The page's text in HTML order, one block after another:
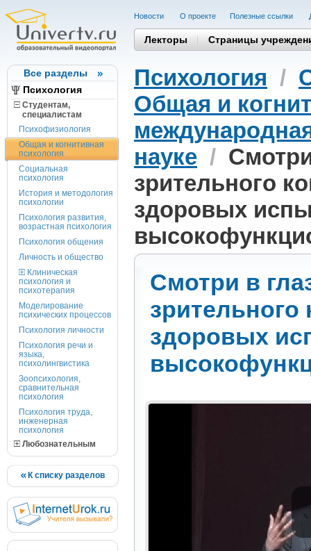
Все разделы
Психология
Студентам,
cпециалистам
Психофизиология
Общая и когнитивная
психология
Социальная
психология
История и методология
психологии
Психология развития,
возрастная психология
Психология общения
Личность и общество
Клиническая
психология и
психотерапия
Моделирование
психических процессов
Психология личности
Психология речи и
языка,
психолингвистика
Зоопсихология,
сравнительная
психология
Психология труда,
инженерная
психология
Любознательным
К списку разделов
Новости О проекте Полезные cсылки
Лекторы Страницы
Психология /
Общая и
науке /
зрительного
здоровых
Смотри в
зрительного
здоровых